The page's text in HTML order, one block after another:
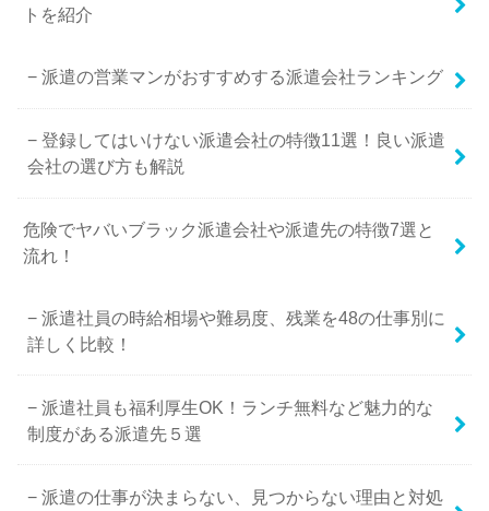
トを紹介
派遣の営業マンがおすすめする派遣会社ランキング
登録してはいけない派遣会社の特徴11選！良い派遣
会社の選び方も解説
危険でヤバいブラック派遣会社や派遣先の特徴7選と
流れ！
派遣社員の時給相場や難易度、残業を48の仕事別に
詳しく比較！
派遣社員も福利厚生OK！ランチ無料など魅力的な
制度がある派遣先５選
派遣の仕事が決まらない、見つからない理由と対処